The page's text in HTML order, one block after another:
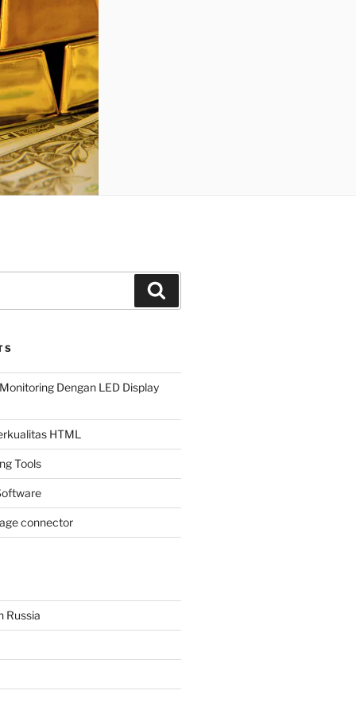
Dengan LED Display
HTML
Tools
connector
Russia